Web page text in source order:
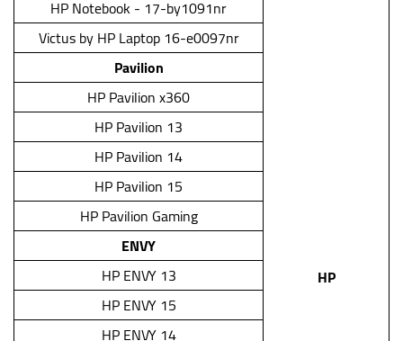
HP
HP Notebook - 17-by1091nr
Victus by HP Laptop 16-e0097nr
Pavilion
HP Pavilion x360
HP Pavilion 13
HP Pavilion 14
HP Pavilion 15
HP Pavilion Gaming
ENVY
HP ENVY 13
HP ENVY 15
HP ENVY 14